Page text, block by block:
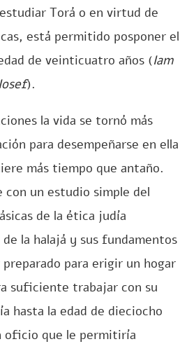
Torá o en virtud de
está permitido posponer el
de veinticuatro años (Iam
).
la vida se tornó más
para desempeñarse en ella
más tiempo que antaño.
un estudio simple del
de la ética judía
la halajá y sus fundamentos
para erigir un hogar
suficiente trabajar con su
hasta la edad de dieciocho
oficio que le permitiría